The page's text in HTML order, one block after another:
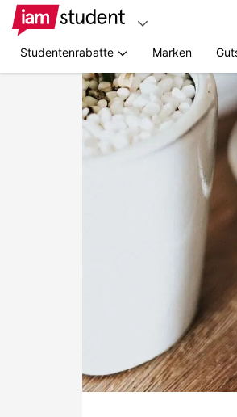
Studentenrabatte Marken